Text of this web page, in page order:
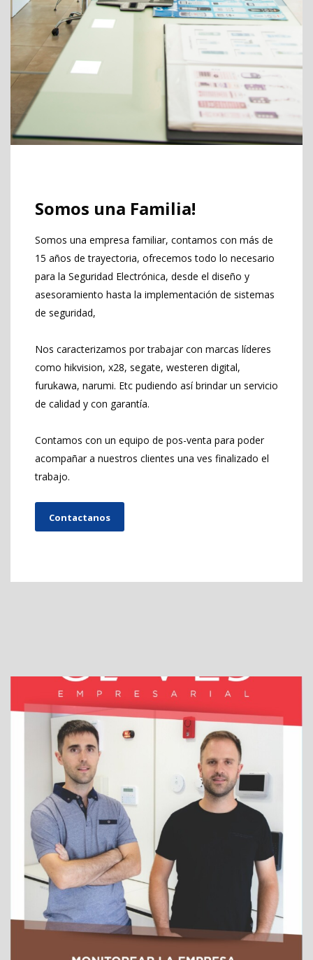
Somos una Familia!
Somos una empresa familiar, contamos con más de
15 años de trayectoria, ofrecemos todo lo necesario
para la Seguridad Electrónica, desde el diseño y
asesoramiento hasta la implementación de sistemas
de seguridad,
Nos caracterizamos por trabajar con marcas líderes
como hikvision, x28, segate, westeren digital,
furukawa, narumi. Etc pudiendo así brindar un servicio
de calidad y con garantía.
Contamos con un equipo de pos-venta para poder
acompañar a nuestros clientes una ves finalizado el
trabajo.
Contactanos